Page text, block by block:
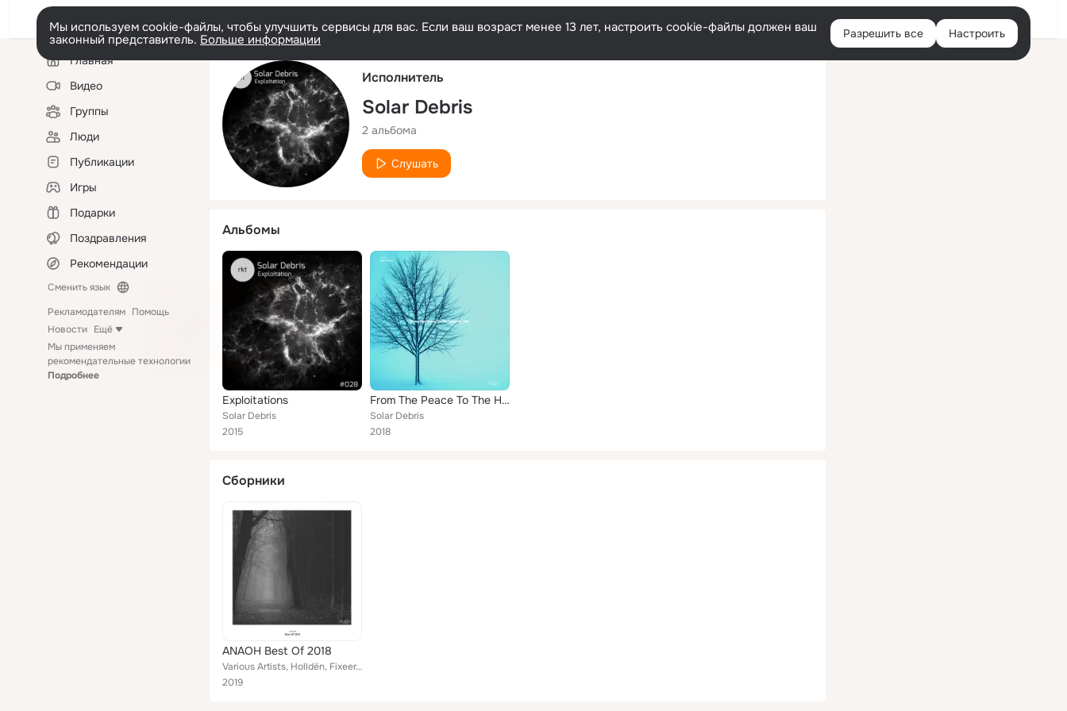
Русский Войти
Мы используем cookie-файлы, чтобы улучшить сервисы для вас. Если ваш возраст менее 13 лет, настроить cookie-файлы должен ваш
законный представитель. Больше информации Разрешить все Настроить
Левая
колонкаГлавная
Видео
Группы
Люди
Публикации
Игры
Подарки
Поздравления
Рекомендации
Сменить язык
Рекламодателям Помощь
Новости Ещё
Мы применяем
рекомендательные технологии
Подробнее
Исполнитель
Solar Debris
2 альбома
Слушать
Альбомы
Exploitations
Solar Debris
2015
From The Peace To The Hysteria 001
Solar Debris
2018
Сборники
ANAOH Best Of 2018
Various Artists, Holldën, Fixeer, Fixon, Non Reversible, Planet Wave, 3ct, 9beats, Vinz Exe, Jorg Rodriguez, Kalter Ende, Peg, D...
2019